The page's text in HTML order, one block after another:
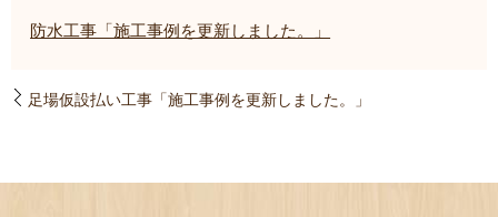
防水工事「施工事例を更新しました。」
足場仮設払い工事「施工事例を更新しました。」